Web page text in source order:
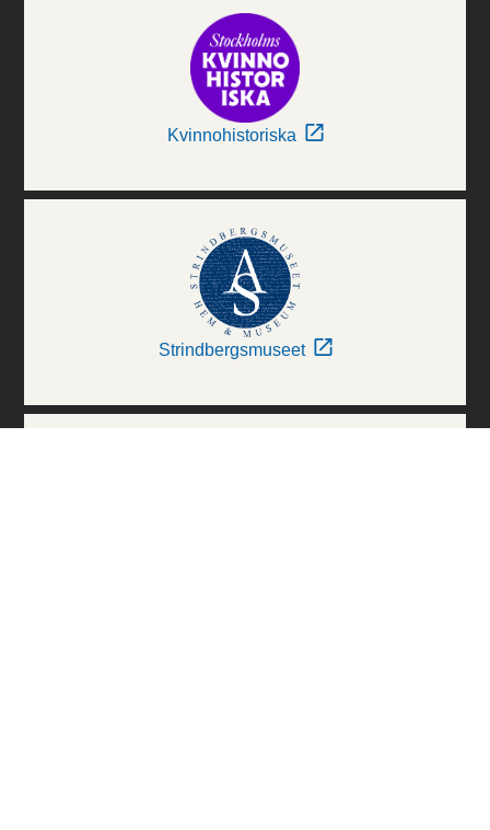
Kvinnohistoriska
Strindbergsmuseet